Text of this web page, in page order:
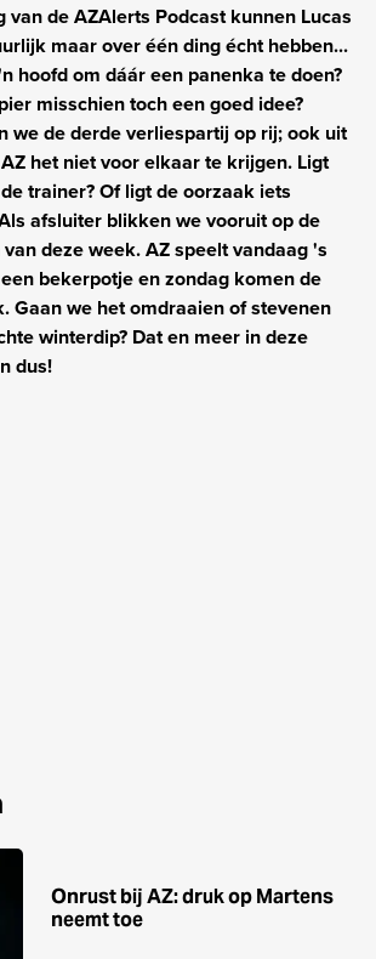
van de AZAlerts Podcast kunnen Lucas
maar over één ding écht hebben...
hoofd om dáár een panenka te doen?
misschien toch een goed idee?
we de derde verliespartij op rij; ook uit
het niet voor elkaar te krijgen. Ligt
trainer? Of ligt de oorzaak iets
afsluiter blikken we vooruit op de
deze week. AZ speelt vandaag 's
bekerpotje en zondag komen de
Gaan we het omdraaien of stevenen
winterdip? Dat en meer in deze
dus!
Onrust bij AZ: druk op Martens
neemt toe